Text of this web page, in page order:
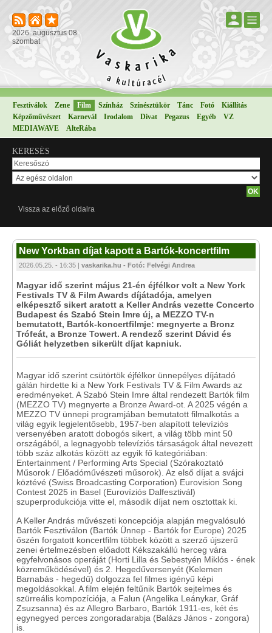
2026. augusztus 08.
szombat
Fesztiválok Zene Film Színház Színésztükör Tánc Fotó
Kiállítás
Képzőművészet
Karnevál Irodalom Divat Pegazus Egyéb
VZ
MEDIAWAVE
AlteRába
KERESÉS
Vissza az előző oldalra
New Yorkban díjat kapott a Bartók-koncertfilm
2026.05.25. - 16:35 | vaskarika.hu - Fotó: Felvégi Andrea
Magyar idő szerint május 21-én éjfélkor volt a New York
Festivals TV & Film Awards díjátadója, amelyen
elképesztő sikert aratott a Keller András vezette Concerto
Budapest és Szabó Stein Imre új, a MEZZO TV-n
bemutatott, Bartók-koncertfilmje: megnyerte a Bronz
Trófeát, a Bronze Towert. A rendező szerint Dávid és
Góliát helyzetben sikerült díjat kapniuk.
Magyar idő szerint csütörtök éjfélkor ünnepélyes díjátadó
gálán hirdette ki a New York Festivals TV & Film Awards az
eredményeket. A Szabó Stein Imre által rendezett Bartók film
(MEZZO TV) megnyerte a Bronze Award-ot. A 2025 végén a
MEZZO TV ünnepi programjában bemutatott filmalkotás a
világ egyik legjelentősebb, 1957-ben alapított televíziós
versenyében aratott dobogós sikert, a világ több mint 50
országából, a legnagyobb televíziós társaságok által nevezett
több száz alkotás között az egyik fő kategóriában:
Entertainment / Performing Arts Special (Szórakoztató
Műsorok / Előadóművészeti műsorok). Az első díjat a svájci
köztévé (Swiss Broadcasting Corporation) Eurovision Song
Contest 2025 in Basel (Eurovíziós Dalfesztivál)
szuperprodukciója vitte el, második díjat nem osztottak ki.
A Keller András művészeti koncepciója alapján megvalósuló
Bartók Fesztiválon (Bartók Ünnep - Bartók for Europe) 2025
őszén forgatott koncertfilm többek között a szerző újszerű
zenei értelmezésben előadott Kékszakállú herceg vára
egyfelvonásos operáját (Horti Lilla és Sebestyén Miklós - ének
közreműködésével) és 2. Hegedűversenyét (Kelemen
Barnabás - hegedű) dolgozza fel filmes igényű képi
megoldásokkal. A film elején feltűnik Bartók sejtelmes és
szürreális kompozíciója, a Falun (Angelika Leánykar, Gráf
Zsuzsanna) és az Allegro Barbaro, Bartók 1911-es, két és
egynegyed perces zongoradarabja (Balázs János - zongora)
is.